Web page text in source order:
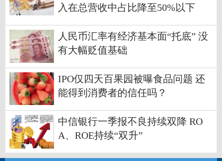
入在总营收中占比降至50%以下
人民币汇率有经济基本面“托底” 没
有大幅贬值基础
IPO仅四天百果园被曝食品问题 还
能得到消费者的信任吗？
中信银行一季报不良持续双降 RO
A、ROE持续“双升”